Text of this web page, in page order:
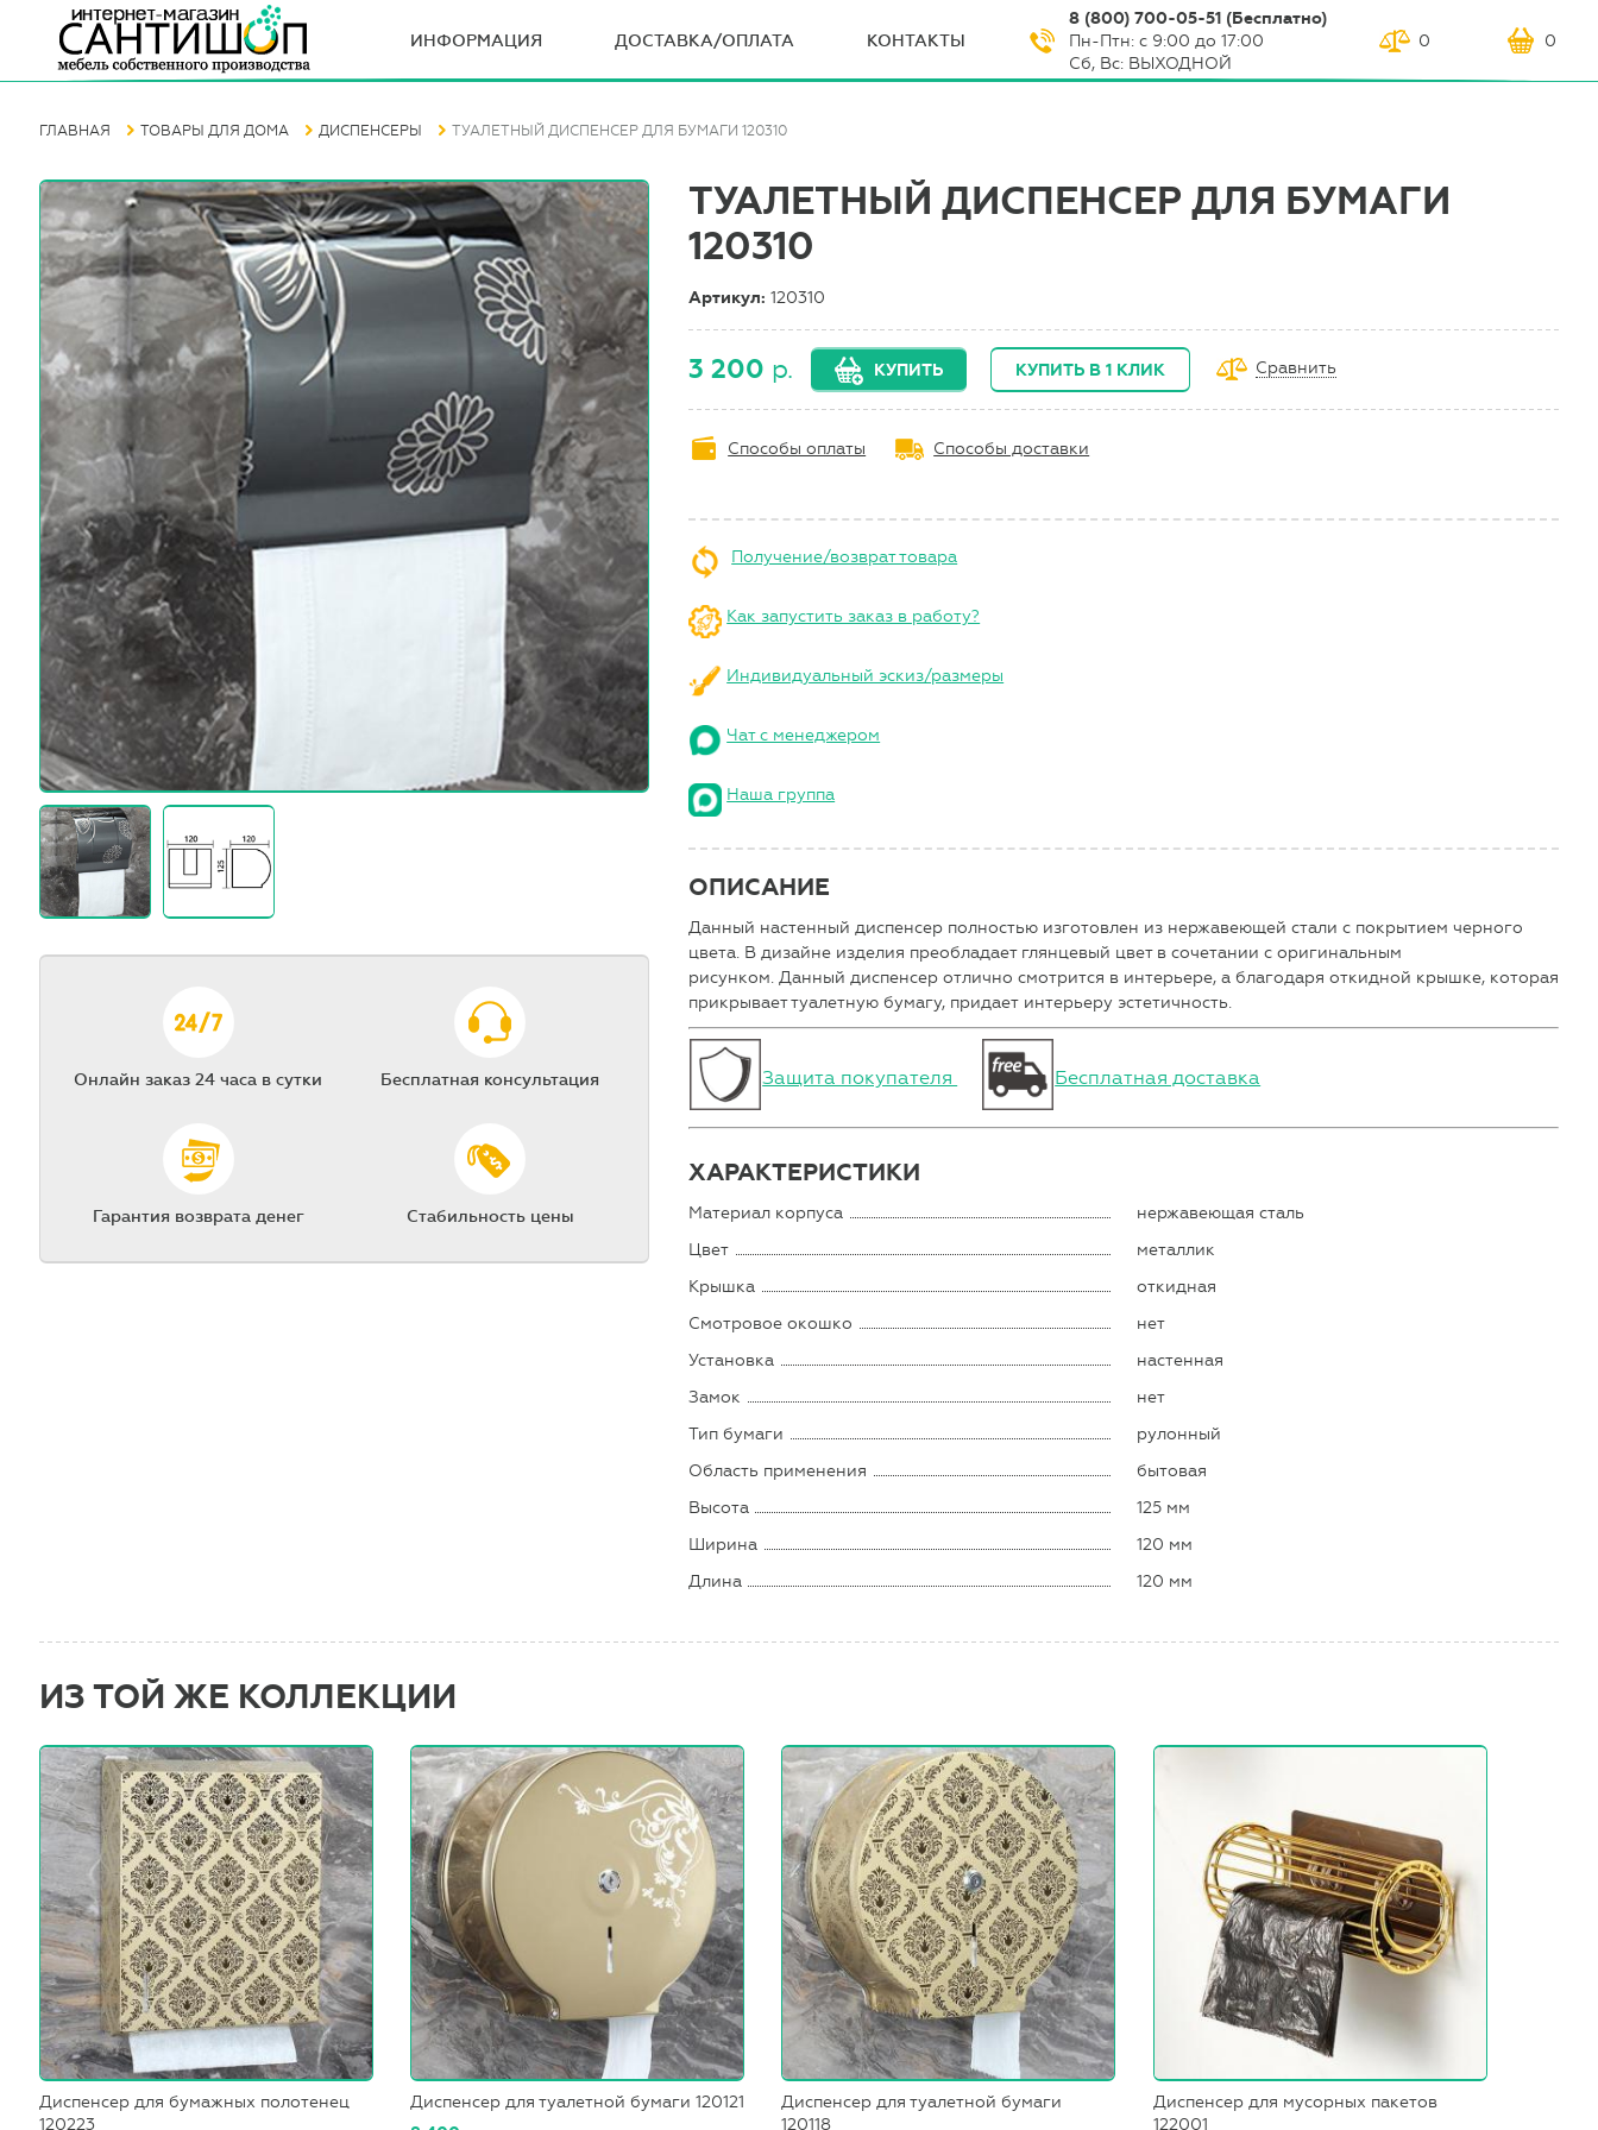
ИНФОРМАЦИЯ ДОСТАВКА/ОПЛАТА КОНТАКТЫ
8 (800) 700-05-51 (Бесплатно)
Пн-Птн: с 9:00 до 17:00
Сб, Вс: ВЫХОДНОЙ
0 0
ГЛАВНАЯ ТОВАРЫ ДЛЯ ДОМА ДИСПЕНСЕРЫ ТУАЛЕТНЫЙ ДИСПЕНСЕР ДЛЯ БУМАГИ 120310
Онлайн заказ 24 часа в сутки Бесплатная консультация
Гарантия возврата денег Стабильность цены
ТУАЛЕТНЫЙ ДИСПЕНСЕР ДЛЯ БУМАГИ
120310
Артикул:120310
3 200 р. КУПИТЬ КУПИТЬ В 1 КЛИК Сравнить
Способы оплаты Способы доставки
Получение/возврат товара
Как запустить заказ в работу?
Индивидуальный эскиз/размеры
Чат с менеджером
Наша группа
ОПИСАНИЕ
Данный настенный диспенсер полностью изготовлен из нержавеющей стали с покрытием черного
цвета. В дизайне изделия преобладает глянцевый цвет в сочетании с оригинальным
рисунком. Данный диспенсер отлично смотрится в интерьере, а благодаря откидной крышке, которая
прикрывает туалетную бумагу, придает интерьеру эстетичность.
Защита покупателя Бесплатная доставка
ХАРАКТЕРИСТИКИ
Материал корпуса
нержавеющая сталь
Цвет
металлик
Крышка
откидная
Смотровое окошко
нет
Установка
настенная
Замок
нет
Тип бумаги
рулонный
Область применения
бытовая
Высота
125 мм
Ширина
120 мм
Длина
120 мм
ИЗ ТОЙ ЖЕ КОЛЛЕКЦИИ
Диспенсер для бумажных полотенец
120223
Диспенсер для туалетной бумаги 120121
Диспенсер для туалетной бумаги
120118
Диспенсер для мусорных пакетов
122001